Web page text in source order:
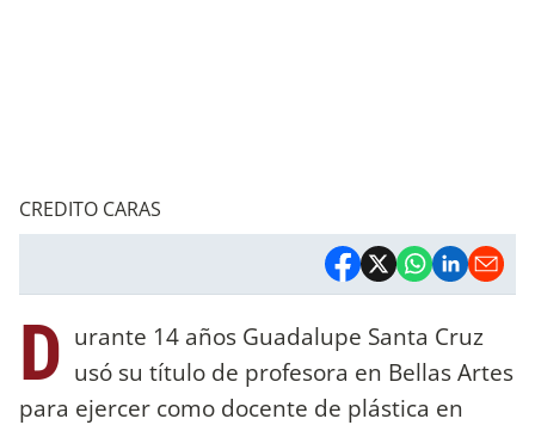
CREDITO CARAS
D urante 14 años Guadalupe Santa Cruz
usó su título de profesora en Bellas Artes
para ejercer como docente de plástica en